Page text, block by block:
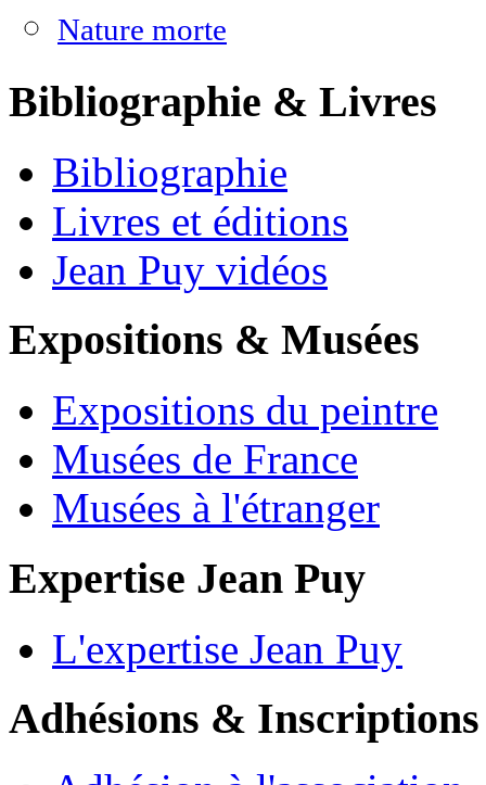
Nature morte
Bibliographie & Livres
Bibliographie
Livres et éditions
Jean Puy vidéos
Expositions & Musées
Expositions du peintre
Musées de France
Musées à l'étranger
Expertise Jean Puy
L'expertise Jean Puy
Adhésions & Inscriptions